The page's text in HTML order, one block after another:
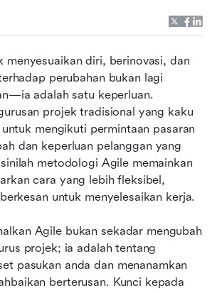
menyesuaikan diri, berinovasi, dan
perubahan bukan lagi
adalah satu keperluan.
projek tradisional yang kaku
mengikuti permintaan pasaran
dan keperluan pelanggan yang
metodologi Agile memainkan
cara yang lebih fleksibel,
untuk menyelesaikan kerja.
Agile bukan sekadar mengubah
projek; ia adalah tentang
pasukan anda dan menanamkan
berterusan. Kunci kepada
Agile terbaik
Agile dengan Lark
amalan metodologi Agile